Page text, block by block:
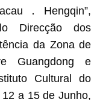
．Hengqin”,
Direcção dos
da Zona de
Guangdong e
Cultural do
a 15 de Junho,